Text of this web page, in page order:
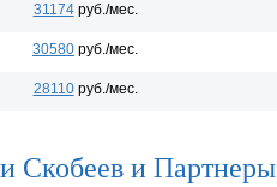
31174руб./мес.
30580 руб./мес.
28110руб./мес.
Скобеев и Партнеры